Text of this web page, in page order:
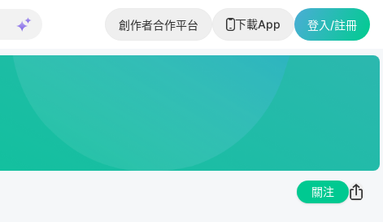
創作者合作平台 下載App 登入/註冊
關注